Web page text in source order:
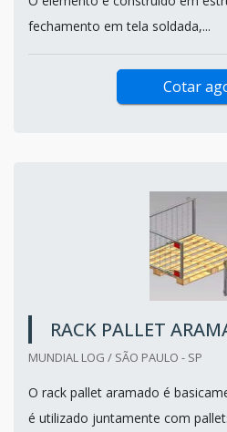
fechamento em tela soldada,...
Cotar
RACK PALLET
MUNDIAL LOG / SÃO PAULO - SP
O rack pallet aramado é
é utilizado juntamente com